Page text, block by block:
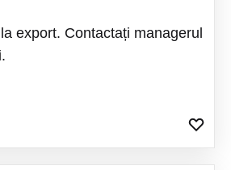
export. Contactați managerul